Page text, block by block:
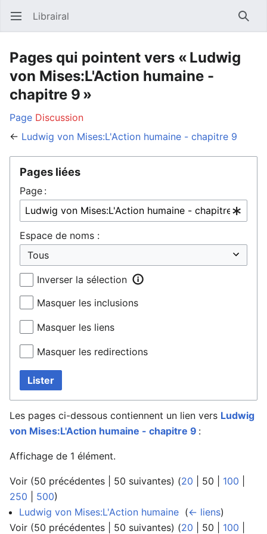
Ouvrir le menu principal Librairal
Pages qui pointent vers « Ludwig
von Mises:L'Action humaine -
chapitre 9 »
Page Discussion
← Ludwig von Mises:L'Action humaine - chapitre 9
Pages liées
Page :
Espace de noms :
Inverser la sélection
Masquer les inclusions
Masquer les liens
Masquer les redirections
Lister
Les pages ci-dessous contiennent un lien vers Ludwig
von Mises:L'Action humaine - chapitre 9 :
Affichage de 1 élément.
Voir (50 précédentes 50 suivantes) (20 50 100
250
500)
Ludwig von Mises:L'Action humaine (← liens)
Voir (50 précédentes 50 suivantes) (20 50 100